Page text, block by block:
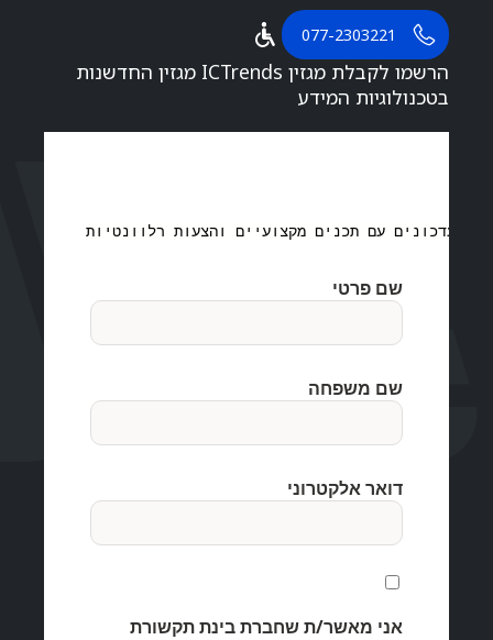
077-2303221
הרשמו לקבלת מגזין ICTrends מגזין החדשנות
בטכנולוגיות המידע